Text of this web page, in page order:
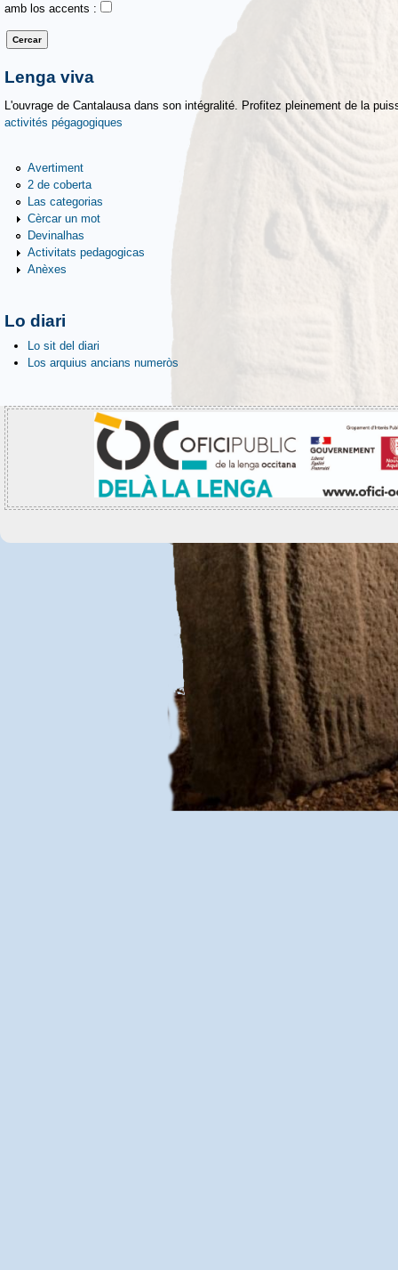
amb los accents :
Lenga viva
L'ouvrage de Cantalausa dans son intégralité. Profitez pleinement de la
activités pégagogiques
Avertiment
2 de coberta
Las categorias
Cèrcar un mot
Devinalhas
Activitats pedagogicas
Anèxes
Lo diari
Lo sit del diari
Los arquius ancians numeròs